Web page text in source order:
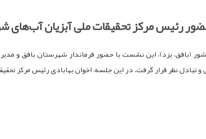
رئیس مرکز تحقیقات ملی آبزیان آب‌های
(بافق، یزد)، این نشست با حضور فرماندار شهرستان بافق و
نظر قرار گرفت. در این جلسه، اخوان بهابادی رئیس مرکز